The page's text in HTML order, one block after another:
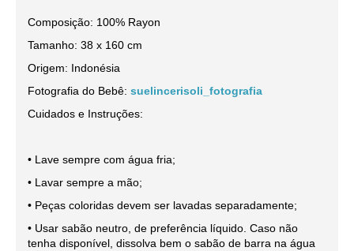
Composição: 100% Rayon
Tamanho: 38 x 160 cm
Origem: Indonésia
Fotografia do Bebê: suelincerisoli_fotografia
Cuidados e Instruções:
• Lave sempre com água fria;
• Lavar sempre a mão;
• Peças coloridas devem ser lavadas separadamente;
• Usar sabão neutro, de preferência líquido. Caso não
tenha disponível, dissolva bem o sabão de barra na água